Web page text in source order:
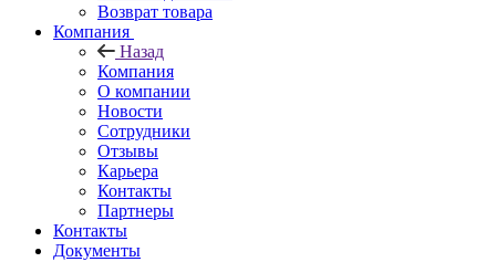
Возврат товара
Компания
Назад
Компания
О компании
Новости
Сотрудники
Отзывы
Карьера
Контакты
Партнеры
Контакты
Документы